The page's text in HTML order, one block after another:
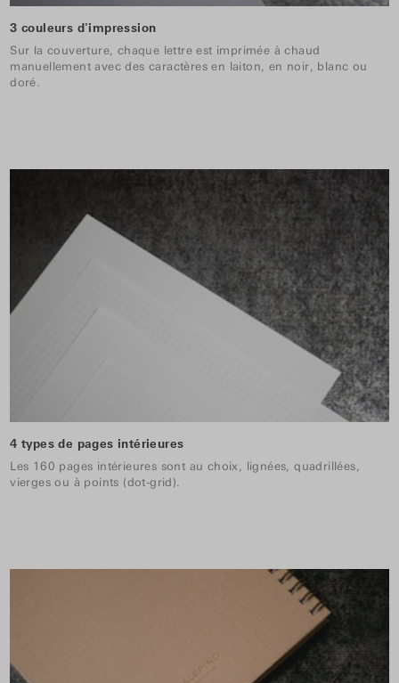
3 couleurs d'impression
Sur la couverture, chaque lettre est imprimée à chaud
manuellement avec des caractères en laiton, en noir, blanc ou
doré.
4 types de pages intérieures
Les 160 pages intérieures sont au choix, lignées, quadrillées,
vierges ou à points (dot-grid).